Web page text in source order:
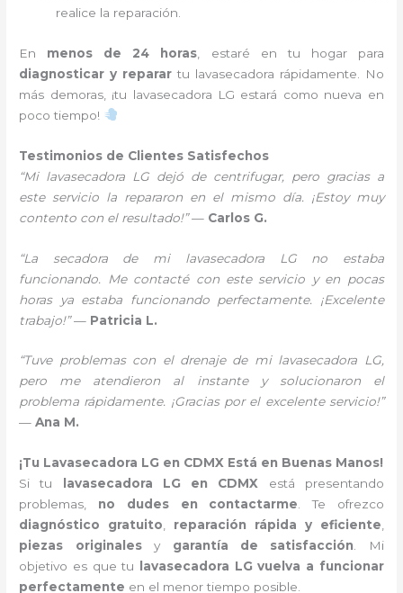
realice la reparación.
En menos de 24 horas , estaré en tu hogar para
diagnosticar y reparar tu lavasecadora rápidamente. No
más demoras, ¡tu lavasecadora LG estará como nueva en
poco tiempo!
Testimonios de Clientes Satisfechos
“Mi lavasecadora LG dejó de centrifugar, pero gracias a
este servicio la repararon en el mismo día. ¡Estoy muy
contento con el resultado!”— Carlos G.
“La secadora de mi lavasecadora LG no estaba
funcionando. Me contacté con este servicio y en pocas
horas ya estaba funcionando perfectamente. ¡Excelente
trabajo!”— Patricia L.
“Tuve problemas con el drenaje de mi lavasecadora LG,
pero me atendieron al instante y solucionaron el
problema rápidamente. ¡Gracias por el excelente servicio!”
—Ana M.
¡Tu Lavasecadora LG en CDMX Está en Buenas Manos!
Si tu
lavasecadora LG en CDMX está presentando
problemas, no dudes en contactarme. Te ofrezco
diagnóstico gratuito, reparación rápida y eficiente,
piezas originalesy garantía de satisfacción. Mi
objetivo es que tu
lavasecadora LG vuelva a funcionar
perfectamente en el menor tiempo posible.